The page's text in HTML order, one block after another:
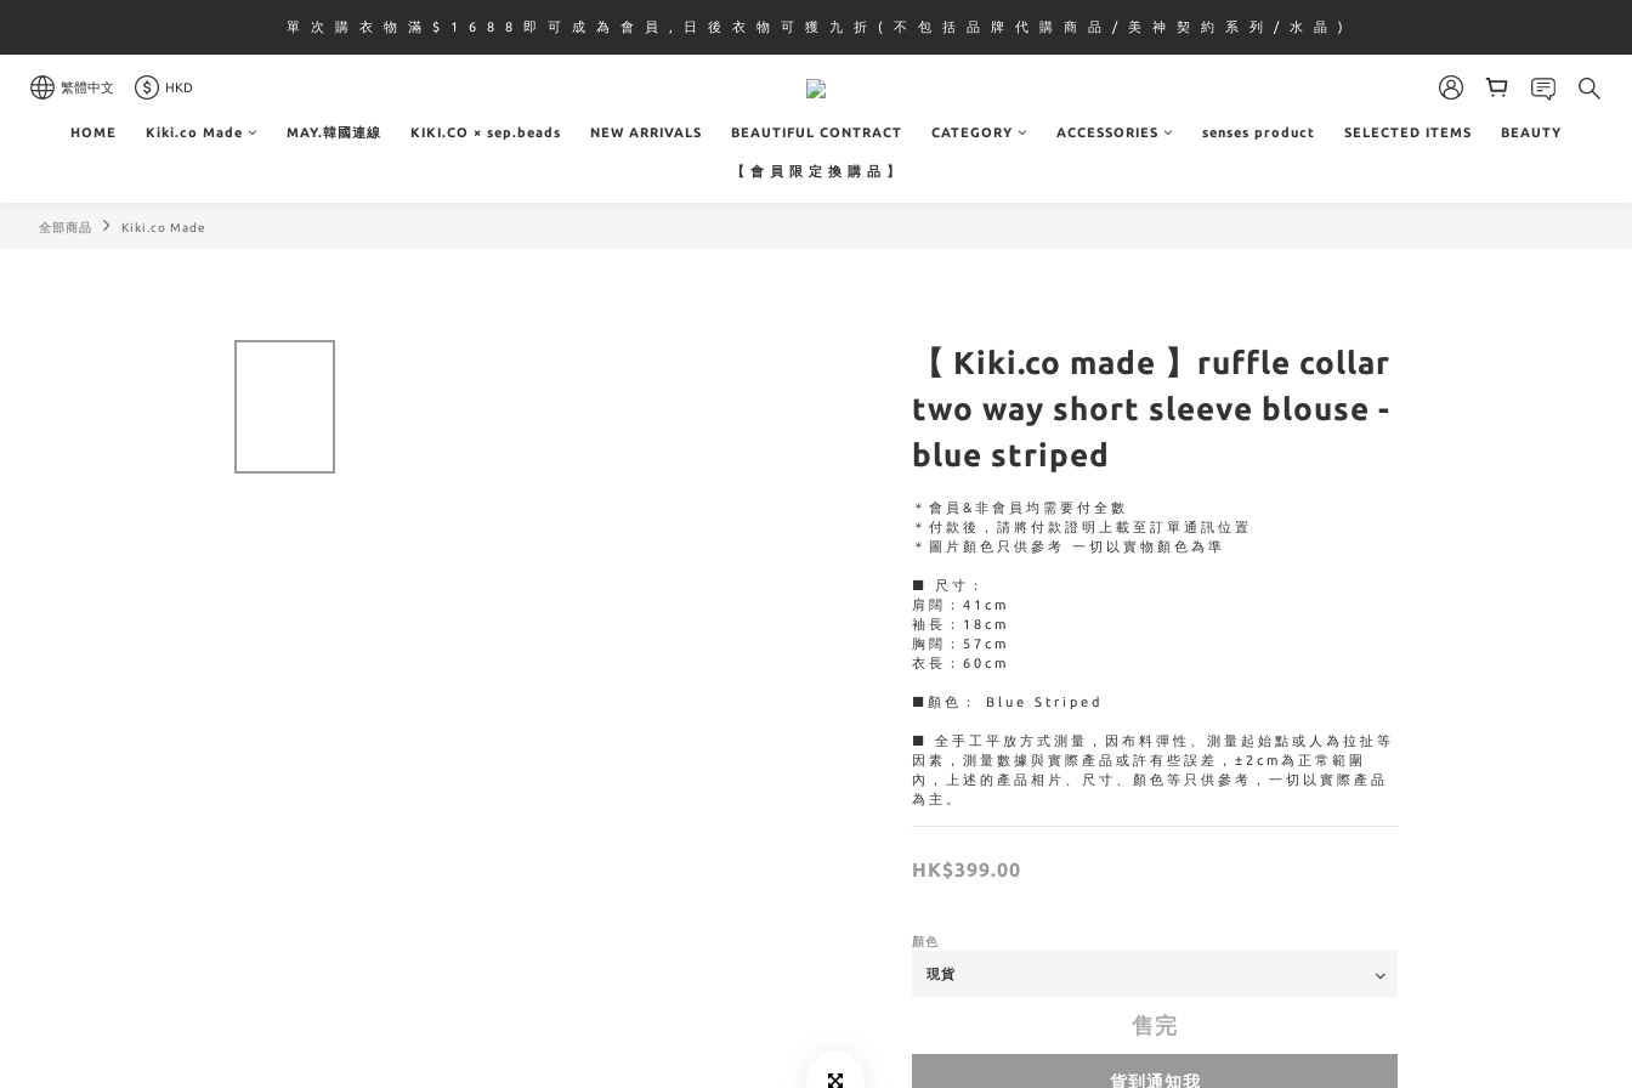
單 次 購 衣 物 滿 $ 1 6 8 8 即 可 成 為 會 員 , 日 後 衣 物 可 獲 九 折 ( 不 包 括 品 牌 代 購 商 品 / 美 神 契 約 系 列 / 水 晶 )
繁體中文 HKD
HOME Kiki.co Made MAY.韓國連線 KIKI.CO × sep.beads NEW ARRIVALS BEAUTIFUL CONTRACT CATEGORY ACCESSORIES senses product SELECTED ITEMS BEAUTY
【 會 員 限 定 換 購 品 】
全部商品 Kiki.co Made
【 Kiki.co made 】ruffle collar
two way short sleeve blouse -
blue striped
＊會員&非會員均需要付全數
＊付款後，請將付款證明上載至訂單通訊位置
＊圖片顏色只供參考 一切以實物顏色為準
■ 尺寸：
肩闊：41cm
袖長：18cm
胸闊：57cm
衣長：60cm
■顏色： Blue Striped
■ 全手工平放方式測量，因布料彈性、測量起始點或人為拉扯等
因素，測量數據與實際產品或許有些誤差，±2cm為正常範圍
內，上述的產品相片、尺寸、顏色等只供參考，一切以實際產品
為主。
HK$399.00
顏色
售完
貨到通知我